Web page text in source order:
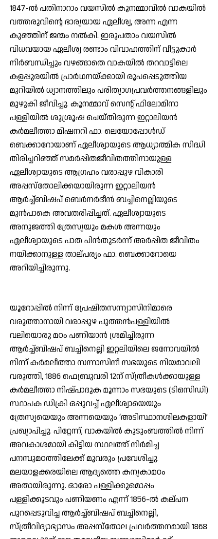
1847-ല്‍ പതിനാറാം വയസില്‍ കൂനമ്മാവില്‍ വാകയില്‍
വത്തരുവിന്റെ ഭാര്യയായ ഏലീശ്വ, അന്ന എന്ന
കുഞ്ഞിന് ജന്മം നല്‍കി. ഇരുപതാം വയസില്‍
വിധവയായ ഏലീശ്വ രണ്ടാം വിവാഹത്തിന് വീട്ടുകാര്‍
നിര്‍ബന്ധിച്ചും വഴങ്ങാതെ വാകയില്‍ തറവാട്ടിലെ
കളപ്പുരയില്‍ പ്രാര്‍ഥനയ്ക്കായി രൂപപ്പെടുത്തിയ
മുറിയില്‍ ധ്യാനത്തിലും പരിത്യാഗപ്രവര്‍ത്തനങ്ങളിലും
മുഴുകി ജീവിച്ചു. കൂനമ്മാവ് സെന്റ് ഫിലോമിനാ
പള്ളിയില്‍ ശുശ്രൂഷ ചെയ്തിരുന്ന ഇറ്റാലിയന്‍
കര്‍മലീത്താ മിഷനറി ഫാ. ലെയോപ്പോള്‍ഡ്
ബെക്കാറോയാണ് ഏലീശ്വായുടെ ആധ്യാത്മിക സിദ്ധി
തിരിച്ചറിഞ്ഞ് സമര്‍പ്പിതജീവിതത്തിനായുള്ള
ഏലീശ്വായുടെ ആഗ്രഹം വരാപ്പുഴ വികാരി
അപ്പസ്‌തോലിക്കയായിരുന്ന ഇറ്റാലിയന്‍
ആര്‍ച്ച്ബിഷപ് ബെര്‍നര്‍ദീന്‍ ബച്ചിനെല്ലിയുടെ
മുന്‍പാകെ അവതരിപ്പിച്ചത്. ഏലീശ്വായുടെ
അനുജത്തി ത്രേസ്യയും മകള്‍ അന്നയും
ഏലീശ്വായുടെ പാത പിന്‍തുടര്‍ന്ന് അര്‍പ്പിത ജീവിതം
നയിക്കാനുള്ള താല്പര്യം ഫാ. ബെക്കാറോയെ
അറിയിച്ചിരുന്നു.
യൂറോപ്പില്‍ നിന്ന് പ്രേഷിതസന്ന്യാസിനിമാരെ
വരുത്താനായി വരാപ്പുഴ പുത്തന്‍പള്ളിയില്‍
വലിയൊരു മഠം പണിയാന്‍ ശ്രമിച്ചിരുന്ന
ആര്‍ച്ച്ബിഷപ് ബച്ചിനെല്ലി ഇറ്റലിയിലെ ജനോവയില്‍
നിന്ന് കര്‍മലീത്താ സന്നാസിനീ സഭയുടെ നിയമാവലി
വരുത്തി, 1886 ഫെബ്രുവരി 12ന് സ്ത്രീകള്‍ക്കായുള്ള
കര്‍മലീത്താ നിഷ്പാദുക മൂന്നാം സഭയുടെ (ടിഒസിഡി)
സ്ഥാപക ഡിക്രി ഒപ്പുവച്ച് ഏലീശ്വായെയും
ത്രേസ്യയെയും അന്നയെയും ‘അടിസ്ഥാനശിലകളായി’
പ്രഖ്യാപിച്ചു. പിറ്റേന്ന്, വാകയില്‍ കുടുംബത്തില്‍ നിന്ന്
അവകാശമായി കിട്ടിയ സ്ഥലത്ത് നിര്‍മിച്ച
പനമ്പുമഠത്തിലേക്ക് മൂവരും പ്രവേശിച്ചു.
മലയാളക്കരയിലെ ആദ്യത്തെ കന്യകാമഠം
അതായിരുന്നു. ഓരോ പള്ളിക്കുമൊപ്പം
പള്ളിക്കൂടവും പണിയണം എന്ന് 1856-ല്‍ കല്പന
പുറപ്പെടുവിച്ച ആര്‍ച്ച്ബിഷപ് ബച്ചിനെല്ലി,
സ്ത്രീവിദ്യാഭ്യാസം അപ്പസ്‌തോല പ്രവര്‍ത്തനമായി 1868